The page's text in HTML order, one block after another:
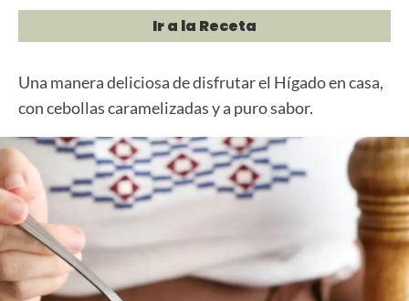
Ir a la Receta
Una manera deliciosa de disfrutar el Hígado en casa,
con cebollas caramelizadas y a puro sabor.